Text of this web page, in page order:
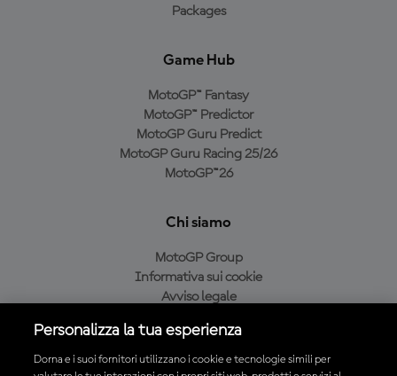
Packages
Game Hub
MotoGP™ Fantasy
MotoGP™ Predictor
MotoGP Guru Predict
MotoGP Guru Racing 25/26
MotoGP™26
Chi siamo
MotoGP Group
Informativa sui cookie
Avviso legale
Condizioni di acquisto
Personalizza la tua esperienza
Dorna e i suoi fornitori utilizzano i cookie e tecnologie simili per